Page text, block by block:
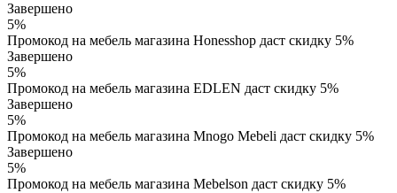
Завершено
5%
Промокод на мебель магазина Honesshop даст скидку 5%
Завершено
5%
Промокод на мебель магазина EDLEN даст скидку 5%
Завершено
5%
Промокод на мебель магазина Mnogo Mebeli даст скидку 5%
Завершено
5%
Промокод на мебель магазина Mebelson даст скидку 5%